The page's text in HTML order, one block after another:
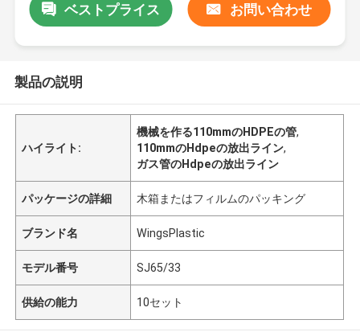
ベストプライス お問い合わせ
製品の説明
ハイライト:
機械を作る110mmのHDPEの管,
110mmのHdpeの放出ライン,
ガス管のHdpeの放出ライン
パッケージの詳細 木箱またはフィルムのパッキング
ブランド名 WingsPlastic
モデル番号 SJ65/33
供給の能力 10セット